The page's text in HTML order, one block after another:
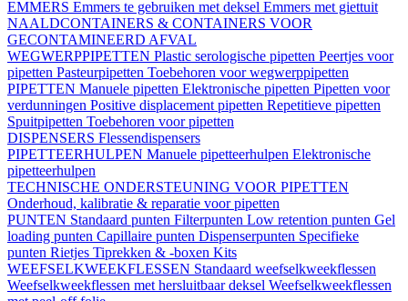
EMMERS Emmers te gebruiken met deksel Emmers met giettuit
NAALDCONTAINERS & CONTAINERS VOOR
GECONTAMINEERD AFVAL
WEGWERPPIPETTEN Plastic serologische pipetten Peertjes voor
pipetten Pasteurpipetten Toebehoren voor wegwerppipetten
PIPETTEN Manuele pipetten Elektronische pipetten Pipetten voor
verdunningen Positive displacement pipetten Repetitieve pipetten
Spuitpipetten Toebehoren voor pipetten
DISPENSERS Flessendispensers
PIPETTEERHULPEN Manuele pipetteerhulpen Elektronische
pipetteerhulpen
TECHNISCHE ONDERSTEUNING VOOR PIPETTEN
Onderhoud, kalibratie & reparatie voor pipetten
PUNTEN Standaard punten Filterpunten Low retention punten Gel
loading punten Capillaire punten Dispenserpunten Specifieke
punten Rietjes Tiprekken & -boxen Kits
WEEFSELKWEEKFLESSEN Standaard weefselkweekflessen
Weefselkweekflessen met hersluitbaar deksel Weefselkweekflessen